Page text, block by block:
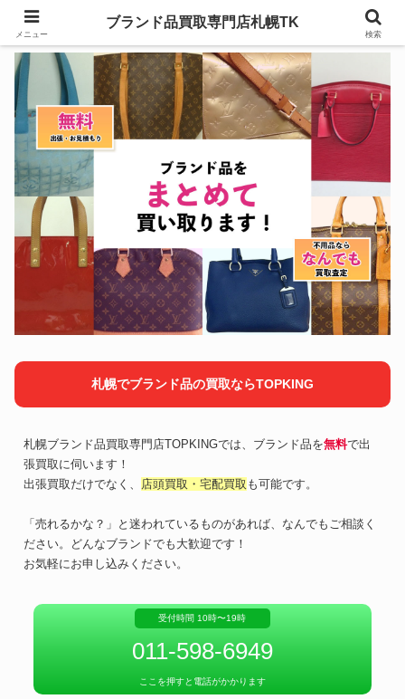
札幌でブランド品の買取ならTOPKING
札幌ブランド品買取専門店TOPKINGでは、ブランド品を無料で出
張買取に伺います！
出張買取だけでなく、
店頭買取・宅配買取 も可能です。
「売れるかな？」と迷われているものがあれば、なんでもご相談く
ださい。どんなブランドでも大歓迎です！
お気軽にお申し込みください。
受付時間 10時〜19時
011-598-6949
ここを押すと電話がかかります
メニュー
ブランド品買取専門店札幌TK
検索